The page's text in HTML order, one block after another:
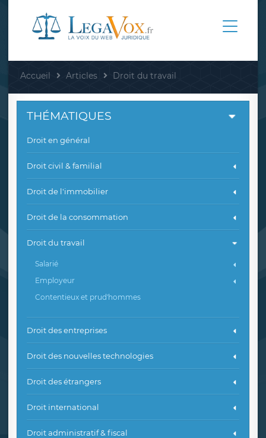
Accueil Articles Droit du travail
THÉMATIQUES
Droit en général
Droit civil & familial
Droit de l'immobilier
Droit de la consommation
Droit du travail
Salarié
Employeur
Contentieux et prud'hommes
Droit des entreprises
Droit des nouvelles technologies
Droit des étrangers
Droit international
Droit administratif & fiscal